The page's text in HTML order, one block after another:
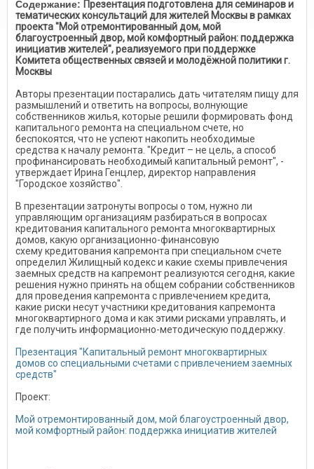
Содержание: Презентация подготовлена для семинаров и
тематических консультаций для жителей Москвы в рамках
проекта "Мой отремонтированный дом, мой
благоустроенный двор, мой комфортный район: поддержка
инициатив жителей", реализуемого при поддержке
Комитета общественных связей и молодёжной политики г.
Москвы
Авторы презентации постарались дать читателям пищу для
размышлений и ответить на вопросы, волнующие
собственников жилья, которые решили формировать фонд
капитального ремонта на специальном счете, но
беспокоятся, что не успеют накопить необходимые
средства к началу ремонта. "Кредит – не цель, а способ
профинансировать необходимый капитальный ремонт", -
утверждает Ирина Генцлер, директор направления
"Городское хозяйство".
В презентации затронуты вопросы о том, нужно ли
управляющим организациям разбираться в вопросах
кредитования капитального ремонта многоквартирных
домов, какую организационно-финансовую
схему кредитования капремонта при специальном счете
определил Жилищный кодекс и какие схемы привлечения
заемных средств на капремонт реализуются сегодня, какие
решения нужно принять на общем собрании собственников
для проведения капремонта с привлечением кредита,
какие риски несут участники кредитования капремонта
многоквартирного дома и как этими рисками управлять, и
где получить информационно-методическую поддержку.
Презентация "Капитальный ремонт многоквартирных
домов со специальными счетами с привлечением заемных
средств"
Проект:
Мой отремонтированный дом, мой благоустроенный двор,
мой комфортный район: поддержка инициатив жителей